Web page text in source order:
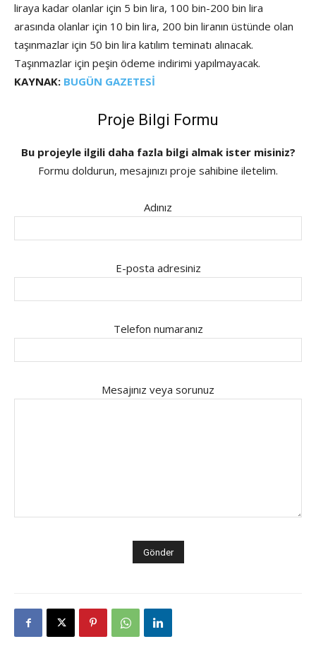
liraya kadar olanlar için 5 bin lira, 100 bin-200 bin lira
arasında olanlar için 10 bin lira, 200 bin liranın üstünde olan
taşınmazlar için 50 bin lira katılım teminatı alınacak.
Taşınmazlar için peşin ödeme indirimi yapılmayacak.
KAYNAK: BUGÜN GAZETESİ
Proje Bilgi Formu
Bu projeyle ilgili daha fazla bilgi almak ister misiniz?
Formu doldurun, mesajınızı proje sahibine iletelim.
Adınız
E-posta adresiniz
Telefon numaranız
Mesajınız veya sorunuz